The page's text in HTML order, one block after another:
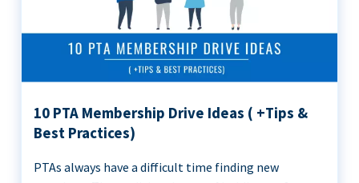
10 PTA Membership Drive Ideas ( +Tips &
Best Practices)
PTAs always have a difficult time finding new